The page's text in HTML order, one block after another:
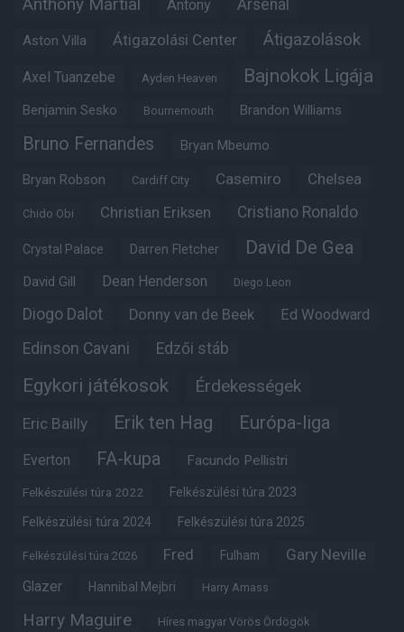
Antony Arsenal
Aston Villa Átigazolási Center Átigazolások
Axel Tuanzebe Ayden Heaven Bajnokok Ligája
Benjamin Sesko Bournemouth Brandon Williams
Bruno Fernandes Bryan Mbeumo
Bryan Robson Cardiff City Casemiro Chelsea
Chido Obi Christian Eriksen Cristiano Ronaldo
Crystal Palace Darren Fletcher David De Gea
David Gill Dean Henderson Diego Leon
Diogo Dalot Donny van de Beek Ed Woodward
Edinson Cavani Edzői stáb
Egykori játékosok Érdekességek
Eric Bailly Erik ten Hag Európa-liga
Everton FA-kupa Facundo Pellistri
Felkészülési túra 2022 Felkészülési túra 2023
Felkészülési túra 2024 Felkészülési túra 2025
Felkészülési túra 2026 Fred Fulham Gary Neville
Glazer Hannibal Mejbri Harry Amass
Harry Maguire Híres magyar Vörös Ördögök